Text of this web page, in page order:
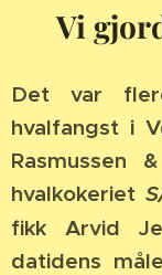
Vi
Det var
hvalfangst i
Rasmussen
hvalkokeriet
fikk Arvid
datidens